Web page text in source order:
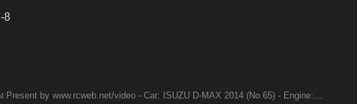
8
by www.rcweb.net/video - Car: ISUZU D-MAX 2014 (No.65) - Engine:...